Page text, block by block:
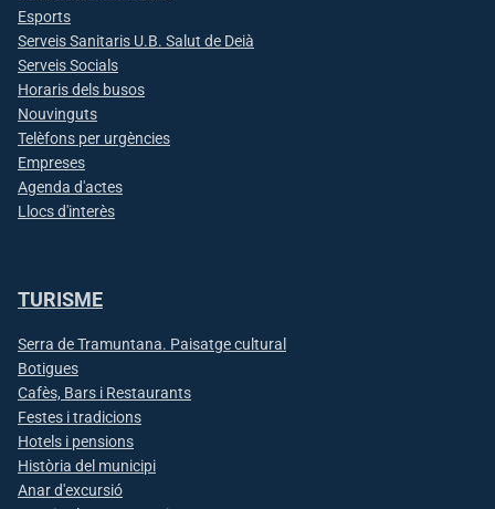
Esports
Serveis Sanitaris U.B. Salut de Deià
Serveis Socials
Horaris dels busos
Nouvinguts
Telèfons per urgències
Empreses
Agenda d'actes
Llocs d'interès
TURISME
Serra de Tramuntana. Paisatge cultural
Botigues
Cafès, Bars i Restaurants
Festes i tradicions
Hotels i pensions
Història del municipi
Anar d'excursió